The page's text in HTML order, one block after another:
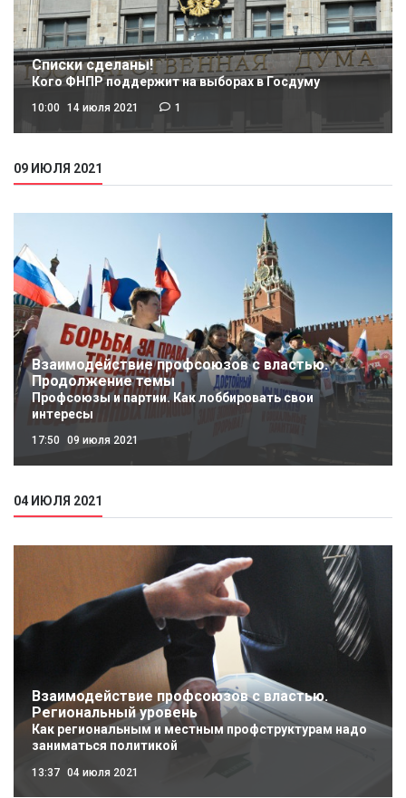
Списки сделаны!
Кого ФНПР поддержит на выборах в Госдуму
10:00 14 июля 2021 1
09 ИЮЛЯ 2021
Взаимодействие профсоюзов с властью.
Продолжение темы
Профсоюзы и партии. Как лоббировать свои
интересы
17:50 09 июля 2021
04 ИЮЛЯ 2021
Взаимодействие профсоюзов с властью.
Региональный уровень
Как региональным и местным профструктурам надо
заниматься политикой
13:37 04 июля 2021